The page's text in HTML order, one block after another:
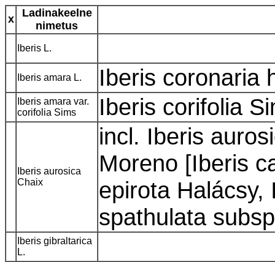
x
Ladinakeelne
nimetus
Iberis L.
Iberis amara L. Iberis coronaria
Iberis amara var.
corifolia Sims
Iberis corifolia
Iberis aurosica
Chaix
incl. Iberis
Moreno [Iberis
epirota Halácsy,
spathulata
Iberis gibraltarica
L.